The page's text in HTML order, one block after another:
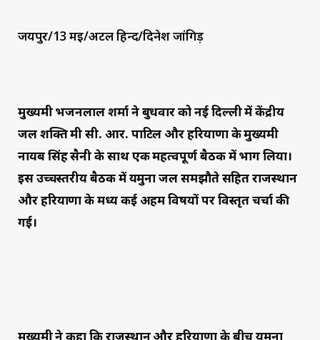
जयपुर/13 मई/अटल हिन्द/दिनेश जांगिड़
मुख्यमंत्री भजनलाल शर्मा ने बुधवार को नई दिल्ली में केंद्रीय
जल शक्ति मंत्री सी. आर. पाटिल और हरियाणा के मुख्यमंत्री
नायब सिंह सैनी के साथ एक महत्वपूर्ण बैठक में भाग लिया।
इस उच्चस्तरीय बैठक में यमुना जल समझौते सहित राजस्थान
और हरियाणा के मध्य कई अहम विषयों पर विस्तृत चर्चा की
गई।
मुख्यमंत्री ने कहा कि राजस्थान और हरियाणा के बीच यमुना